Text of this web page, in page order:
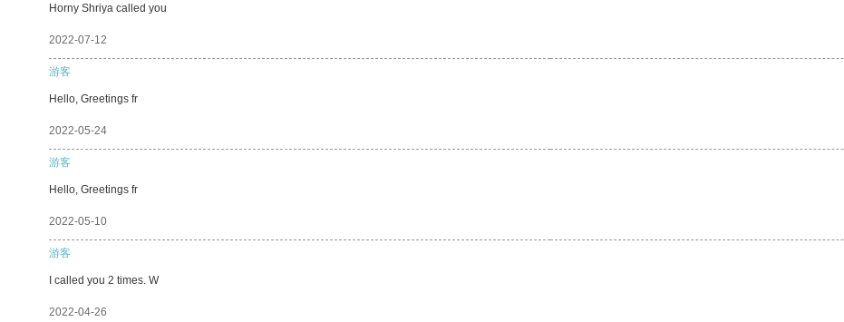
Horny Shriya called you
2022-07-12
游客
Hello, Greetings fr
2022-05-24
游客
Hello, Greetings fr
2022-05-10
游客
I called you 2 times. W
2022-04-26